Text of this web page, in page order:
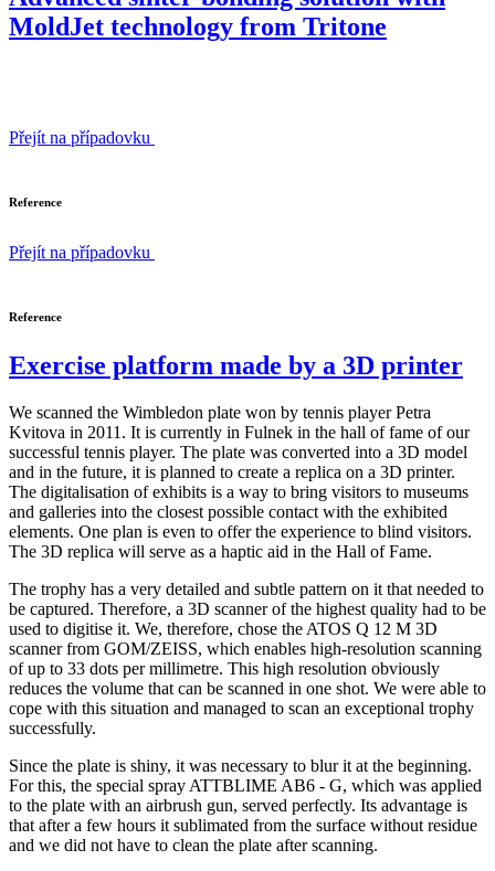
MoldJet technology from Tritone
Přejít na případovku
Reference
Přejít na případovku
Reference
Exercise platform made by a 3D printer
We scanned the Wimbledon plate won by tennis player Petra
Kvitova in 2011. It is currently in Fulnek in the hall of fame of our
successful tennis player. The plate was converted into a 3D model
and in the future, it is planned to create a replica on a 3D printer.
The digitalisation of exhibits is a way to bring visitors to museums
and galleries into the closest possible contact with the exhibited
elements. One plan is even to offer the experience to blind visitors.
The 3D replica will serve as a haptic aid in the Hall of Fame.
The trophy has a very detailed and subtle pattern on it that needed to
be captured. Therefore, a 3D scanner of the highest quality had to be
used to digitise it. We, therefore, chose the ATOS Q 12 M 3D
scanner from GOM/ZEISS, which enables high-resolution scanning
of up to 33 dots per millimetre. This high resolution obviously
reduces the volume that can be scanned in one shot. We were able to
cope with this situation and managed to scan an exceptional trophy
successfully.
Since the plate is shiny, it was necessary to blur it at the beginning.
For this, the special spray ATTBLIME AB6 - G, which was applied
to the plate with an airbrush gun, served perfectly. Its advantage is
that after a few hours it sublimated from the surface without residue
and we did not have to clean the plate after scanning.